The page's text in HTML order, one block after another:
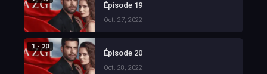
Épisode 19
Oct. 27, 2022
1 - 20
Épisode 20
Oct. 28, 2022